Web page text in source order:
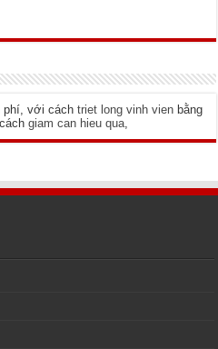
phí, với cáchtriet long vinh vien bằng
giam can hieu qua